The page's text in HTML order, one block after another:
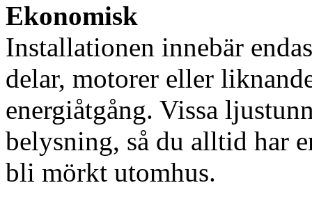
Ekonomisk
Installationen innebär
delar, motorer eller
energiåtgång. Vissa
belysning, så du alltid har
bli mörkt utomhus.